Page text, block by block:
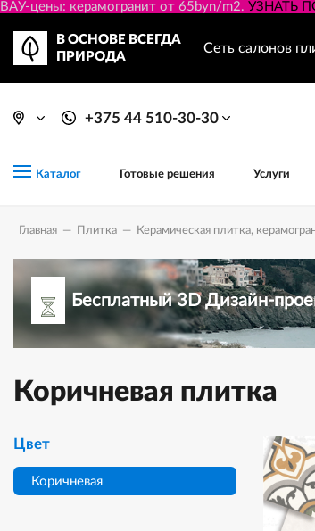
ВАУ-цены: керамогранит от 65byn/m2. УЗНАТЬ
В ОСНОВЕ ВСЕГДА
ПРИРОДА
Сеть салонов
+375 44 510-30-30
Каталог Готовые решения Услуги
Главная — Плитка — Керамическая плитка,
Бесплатный 3D Дизайн-
Коричневая плитка
Цвет
Коричневая